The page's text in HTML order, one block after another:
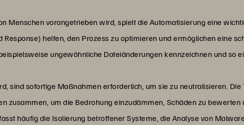
Menschen vorangetrieben wird, spielt die Automatisierung eine
Response) helfen, den Prozess zu optimieren und ermöglichen eine
ungewöhnliche Dateiänderungen kennzeichnen und so
sind sofortige Maßnahmen erforderlich, um sie zu neutralisieren.
zusammen, um die Bedrohung einzudämmen, Schäden zu
häufig die Isolierung betroffener Systeme, die Analyse von